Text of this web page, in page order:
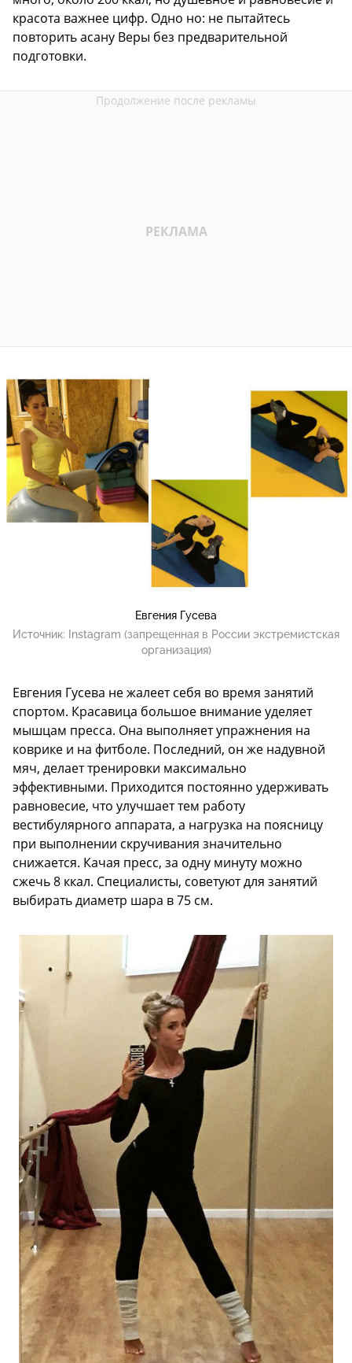
красота важнее цифр. Одно но: не пытайтесь
повторить асану Веры без предварительной
подготовки.
Евгения Гусева
Источник: Instagram (запрещенная в России экстремистская
организация)
Евгения Гусева не жалеет себя во время занятий
спортом. Красавица большое внимание уделяет
мышцам пресса. Она выполняет упражнения на
коврике и на фитболе. Последний, он же надувной
мяч, делает тренировки максимально
эффективными. Приходится постоянно удерживать
равновесие, что улучшает тем работу
вестибулярного аппарата, а нагрузка на поясницу
при выполнении скручивания значительно
снижается. Качая пресс, за одну минуту можно
сжечь 8 ккал. Специалисты, советуют для занятий
выбирать диаметр шара в 75 см.